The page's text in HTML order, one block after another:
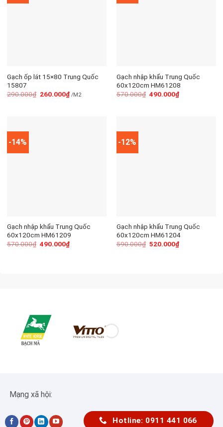
Gạch ốp lát 15×80 Trung Quốc
15807
290.000₫ 260.000₫/M2
Gạch nhập khẩu Trung Quốc
60x120cm HM61208
570.000₫ 490.000₫
-14%
Gạch nhập khẩu Trung Quốc
60x120cm HM61209
570.000₫ 490.000₫
-12%
Gạch nhập khẩu Trung Quốc
60x120cm HM61204
590.000₫ 520.000₫
Mạng xã hội:
Hotline: 0911 441 066